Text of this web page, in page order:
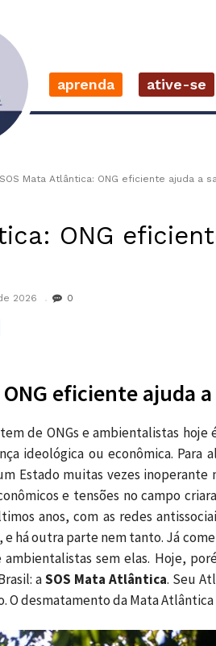
aprenda ative-se
SOS Mata Atlântica: ONG eficiente ajuda a
ONG
2026 0
eficiente ajuda
de ONGs e ambientalistas hoje
ideológica ou econômica. Para
Estado muitas vezes inoperante
e tensões no campo
anos, com as redes
e há outra parte nem tanto. Já
ambientalistas sem elas. Hoje,
aSOS Mata Atlântica. Seu
O desmatamento da Mata